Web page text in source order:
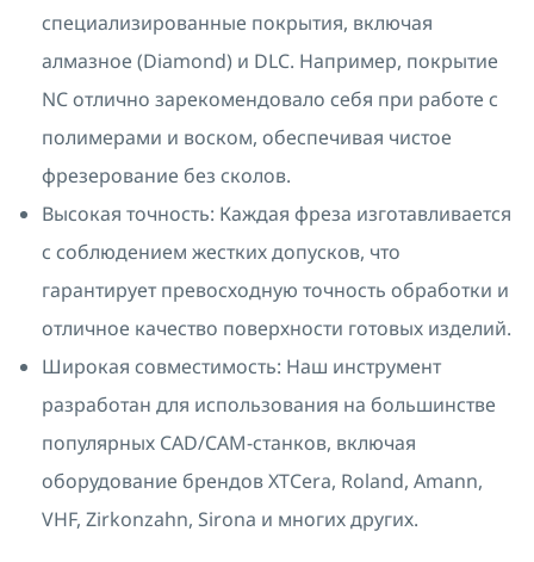
специализированные покрытия, включая
алмазное (Diamond) и DLC. Например, покрытие
NC отлично зарекомендовало себя при работе с
полимерами и воском, обеспечивая чистое
фрезерование без сколов.
Высокая точность: Каждая фреза изготавливается
с соблюдением жестких допусков, что
гарантирует превосходную точность обработки и
отличное качество поверхности готовых изделий.
Широкая совместимость: Наш инструмент
разработан для использования на большинстве
популярных CAD/CAM-станков, включая
оборудование брендов XTCera, Roland, Amann,
VHF, Zirkonzahn, Sirona и многих других.